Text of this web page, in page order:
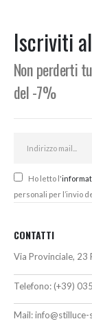
Iscriviti
Non perderti
del -7%
Ho letto l'
personali per l’invio
CONTATTI
Via Provinciale, 23
Telefono: (+39)
Mail: